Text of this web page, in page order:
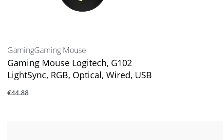
GamingGaming Mouse
Gaming Mouse Logitech, G102
LightSync, RGB, Optical, Wired, USB
€44.88